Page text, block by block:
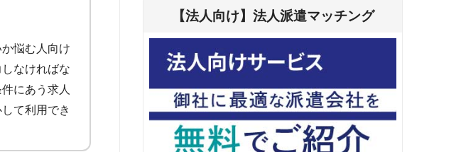
悩む人向け
なければな
にあう求人
て利用でき
【法人向け】法人派遣マッチング